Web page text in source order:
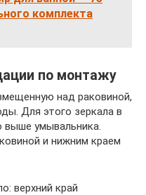
комплекта
по монтажу
над раковиной,
Для этого зеркала в
выше умывальника.
и нижним краем
верхний край